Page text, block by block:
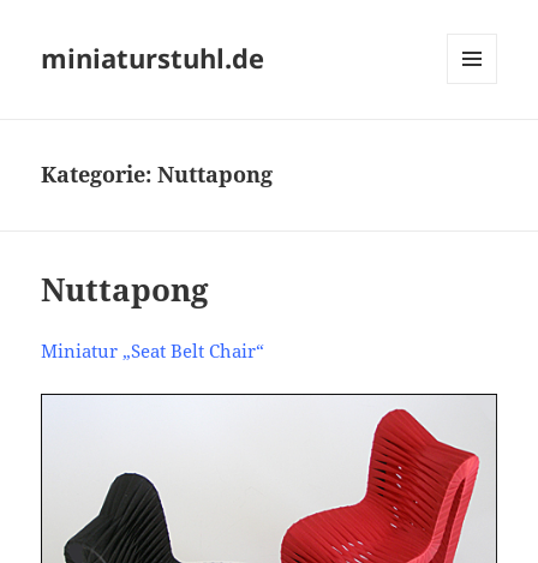
miniaturstuhl.de
Kategorie:Nuttapong
Nuttapong
Miniatur „Seat Belt Chair“